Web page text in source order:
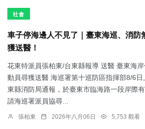
社會
車子停海邊人不見了｜臺東海巡、消防
獲送醫！
花東特派員張柏東/台東縣報導 送醫 臺東海
動員尋獲送醫 海巡署第十巡防區指揮部8/6
東縣消防局通報，於臺東市臨海路一段岸際
請海巡署派員協尋...
張柏東 2026年八月06日 5,753 觀看